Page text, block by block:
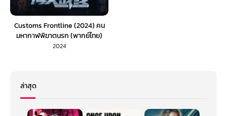
Customs Frontline (2024) คน
มหากาฬพิฆาตนรก (พากย์ไทย)
2024
ล่าสุด